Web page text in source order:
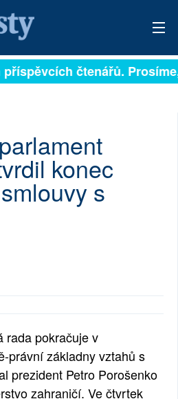
čtenářů.
konec
s
rada pokračuje v
právní základny vztahů s
prezident Petro Porošenko
zahraničí. Ve čtvrtek